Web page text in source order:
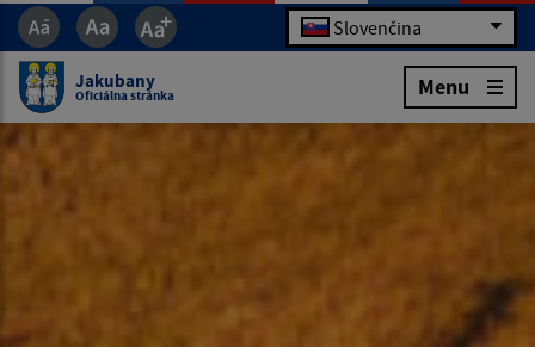
Slovenčina
Jakubany
Oficiálna stránka Menu